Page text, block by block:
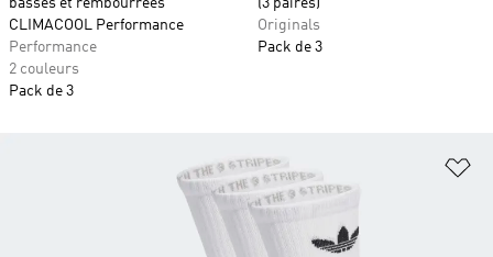
basses et rembourrées
CLIMACOOL Performance
Performance
2 couleurs
Pack de 3
(3 paires)
Originals
Pack de 3